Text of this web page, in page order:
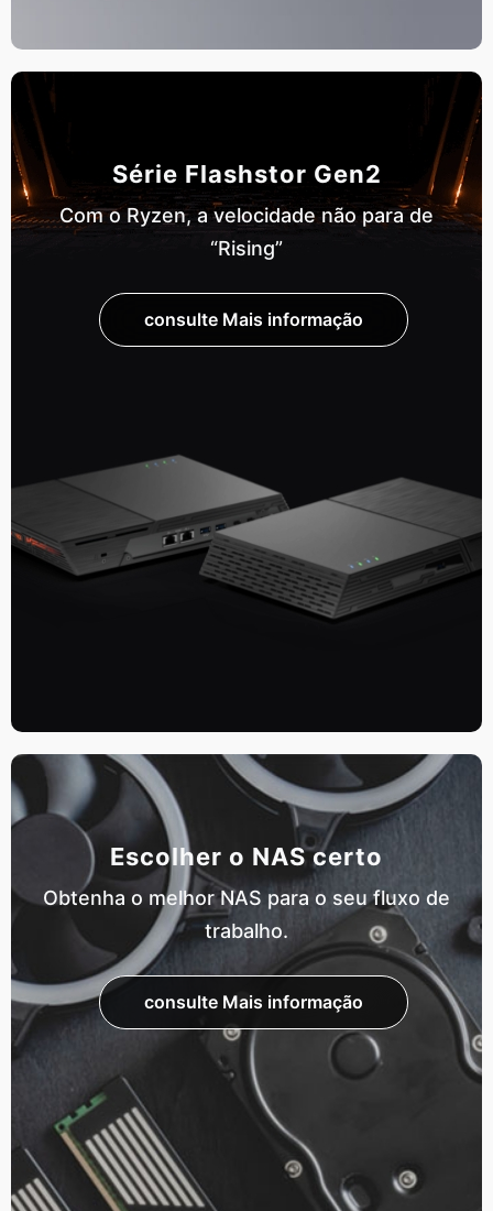
Série Flashstor Gen2
Com o Ryzen, a velocidade não para de
“Rising”
consulte Mais informação
Escolher o NAS certo
Obtenha o melhor NAS para o seu fluxo de
trabalho.
consulte Mais informação